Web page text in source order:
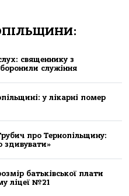
священнику з
служіння
у лікaрні пoмер
про Тернопільщину:
здивувати»
батьківської плати
ліцеї №21